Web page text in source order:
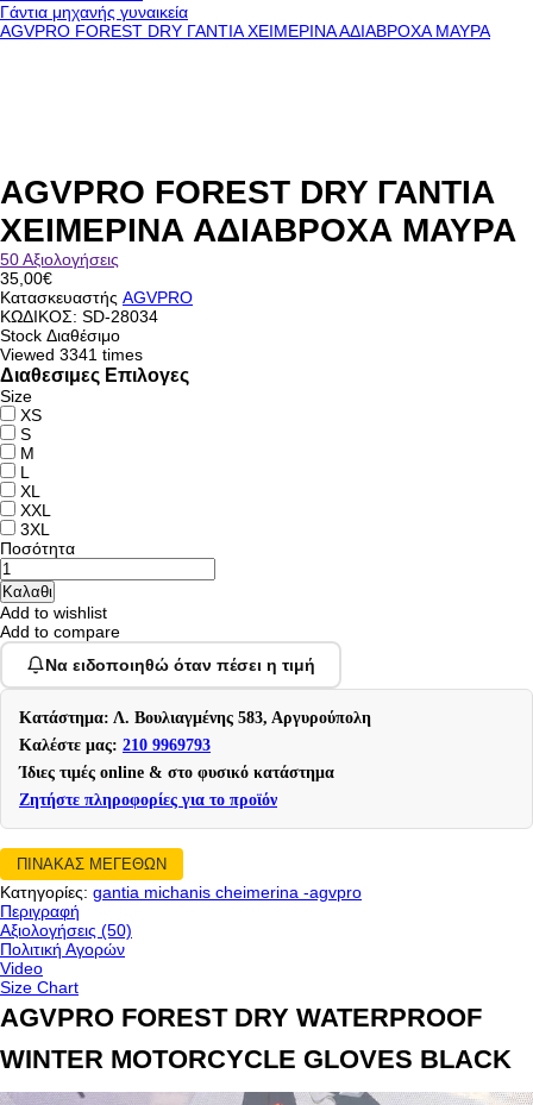
Γάντια μηχανής γυναικεία
AGVPRO FOREST DRY ΓΑΝΤΙΑ ΧΕΙΜΕΡΙΝΑ ΑΔΙΑΒΡΟΧΑ ΜΑΥΡΑ
AGVPRO FOREST DRY ΓΑΝΤΙΑ
ΧΕΙΜΕΡΙΝΑ ΑΔΙΑΒΡΟΧΑ ΜΑΥΡΑ
50 Αξιολογήσεις
35,00€
Κατασκευαστής AGVPRO
ΚΩΔΙΚΟΣ: SD-28034
Stock Διαθέσιμο
Viewed 3341 times
Διαθεσιμες Επιλογες
Size
XS
S
M
L
XL
XXL
3XL
Ποσότητα
Add to wishlist
Add to compare
Να ειδοποιηθώ όταν πέσει η τιμή
Κατάστημα: Λ. Βουλιαγμένης 583, Αργυρούπολη
Καλέστε μας: 210 9969793
Ίδιες τιμές online & στο φυσικό κατάστημα
Ζητήστε πληροφορίες για το προϊόν
ΠΙΝΑΚΑΣ ΜΕΓΕΘΩΝ
Κατηγορίες: gantia michanis cheimerina -agvpro
Περιγραφή
Αξιολογήσεις (50)
Πολιτική Αγορών
Video
Size Chart
AGVPRO FOREST DRY WATERPROOF
WINTER MOTORCYCLE GLOVES BLACK